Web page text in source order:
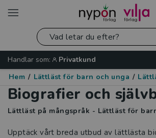
Handlar som:
Privatkund
Hem / Lättläst för barn och unga /
Biografier och
Lättläst på mångspråk - Lättläst för
Upptäck vårt breda utbud av lättlästa